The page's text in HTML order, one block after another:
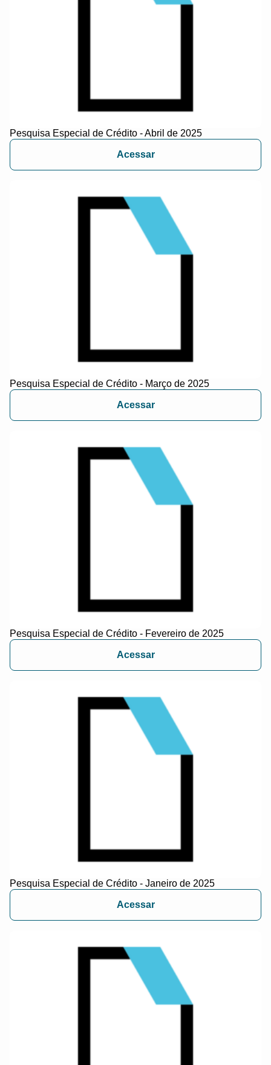
Pesquisa Especial de Crédito - Abril de 2025
Acessar
Pesquisa Especial de Crédito - Março de 2025
Acessar
Pesquisa Especial de Crédito - Fevereiro de 2025
Acessar
Pesquisa Especial de Crédito - Janeiro de 2025
Acessar